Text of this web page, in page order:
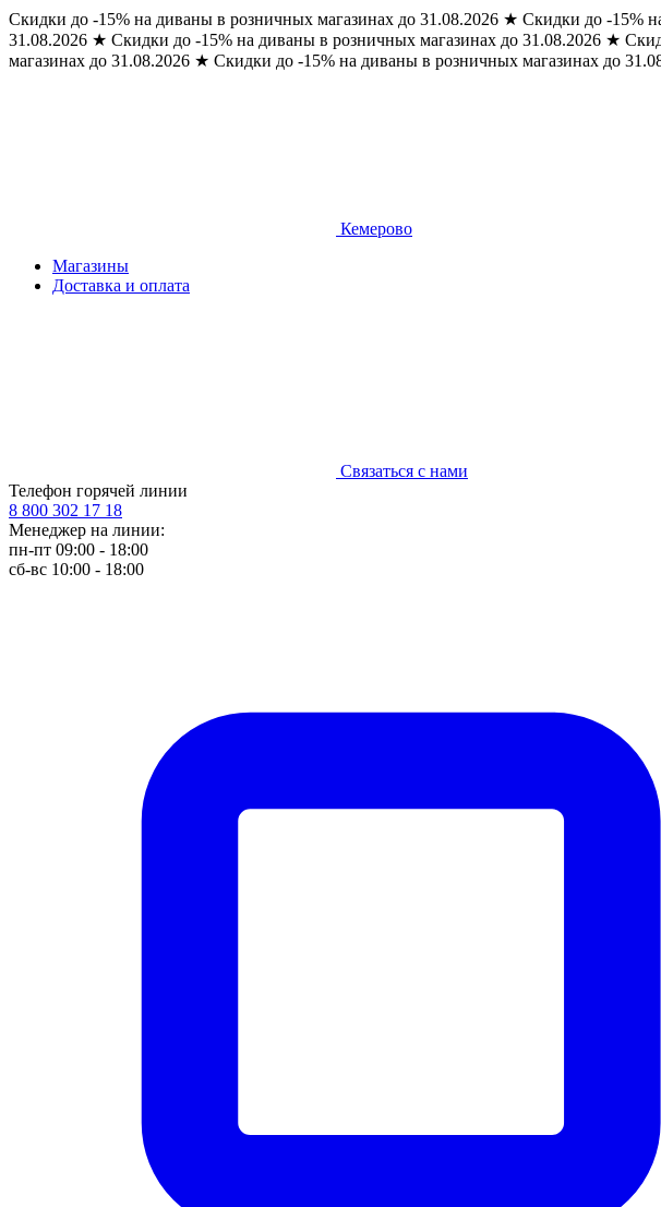
Скидки до -15% на диваны в розничных магазинах до 31.08.2026 ★ Скидки до -15%
31.08.2026 ★ Скидки до -15% на диваны в розничных магазинах до 31.08.2026 ★
магазинах до 31.08.2026 ★ Скидки до -15% на диваны в розничных магазинах до
Кемерово
Магазины
Доставка и оплата
Связаться с нами
Телефон горячей линии
8 800 302 17 18
Менеджер на линии:
пн-пт 09:00 - 18:00
сб-вс 10:00 - 18:00